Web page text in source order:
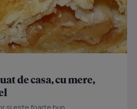
de casa, cu mere,